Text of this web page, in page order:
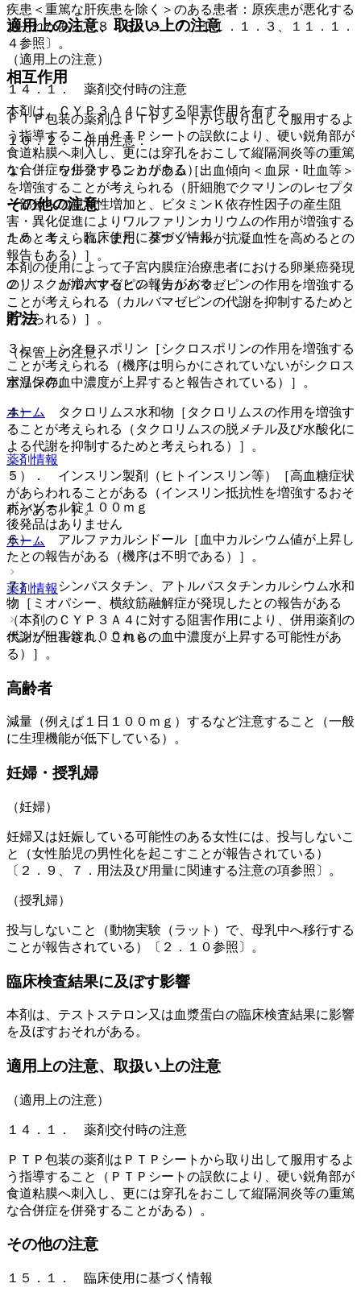
適用上の注意、取扱い上の注意
（適用上の注意）
１４．１． 薬剤交付時の注意
ＰＴＰ包装の薬剤はＰＴＰシートから取り出して服用するよ
う指導すること（ＰＴＰシートの誤飲により、硬い鋭角部が
食道粘膜へ刺入し、更には穿孔をおこして縦隔洞炎等の重篤
な合併症を併発することがある）。
その他の注意
１５．１． 臨床使用に基づく情報
本剤の使用によって子宮内膜症治療患者における卵巣癌発現
のリスクが増大するとの報告がある。
貯法
（保管上の注意）
室温保存。
ホーム
薬剤情報
ボンゾール錠１００ｍｇ
後発品はありません
ホーム
薬剤情報
ボンゾール錠１００ｍｇ
疾患＜重篤な肝疾患を除く＞のある患者：原疾患が悪化する
おそれがある〔８．６、８．７、１１．１．３、１１．１．
４参照〕。
相互作用
本剤は、ＣＹＰ３Ａ４に対する阻害作用を有する。
１０．２． 併用注意：
１）． ワルファリンカリウム［出血傾向＜血尿・吐血等＞
を増強することが考えられる（肝細胞でクマリンのレセプタ
ー部位への親和性増加と、ビタミンＫ依存性因子の産生阻
害・異化促進によりワルファリンカリウムの作用が増強する
ためと考えられ、また、ダナゾールが抗凝血性を高めるとの
報告もある）］。
２）． カルバマゼピン［カルバマゼピンの作用を増強する
ことが考えられる（カルバマゼピンの代謝を抑制するためと
考えられる）］。
３）． シクロスポリン［シクロスポリンの作用を増強する
ことが考えられる（機序は明らかにされていないがシクロス
ポリンの血中濃度が上昇すると報告されている）］。
４）． タクロリムス水和物［タクロリムスの作用を増強す
ることが考えられる（タクロリムスの脱メチル及び水酸化に
よる代謝を抑制するためと考えられる）］。
５）． インスリン製剤（ヒトインスリン等）［高血糖症状
があらわれることがある（インスリン抵抗性を増強するおそ
れがある）］。
６）． アルファカルシドール［血中カルシウム値が上昇し
たとの報告がある（機序は不明である）］。
７）． シンバスタチン、アトルバスタチンカルシウム水和
物［ミオパシー、横紋筋融解症が発現したとの報告がある
（本剤のＣＹＰ３Ａ４に対する阻害作用により、併用薬剤の
代謝が阻害され、これらの血中濃度が上昇する可能性があ
る）］。
高齢者
減量（例えば１日１００ｍｇ）するなど注意すること（一般
に生理機能が低下している）。
妊婦・授乳婦
（妊婦）
妊婦又は妊娠している可能性のある女性には、投与しないこ
と（女性胎児の男性化を起こすことが報告されている）
〔２．９、７．用法及び用量に関連する注意の項参照〕。
（授乳婦）
投与しないこと（動物実験（ラット）で、母乳中へ移行する
ことが報告されている）〔２．１０参照〕。
臨床検査結果に及ぼす影響
本剤は、テストステロン又は血漿蛋白の臨床検査結果に影響
を及ぼすおそれがある。
適用上の注意、取扱い上の注意
（適用上の注意）
１４．１． 薬剤交付時の注意
ＰＴＰ包装の薬剤はＰＴＰシートから取り出して服用するよ
う指導すること（ＰＴＰシートの誤飲により、硬い鋭角部が
食道粘膜へ刺入し、更には穿孔をおこして縦隔洞炎等の重篤
な合併症を併発することがある）。
その他の注意
１５．１． 臨床使用に基づく情報